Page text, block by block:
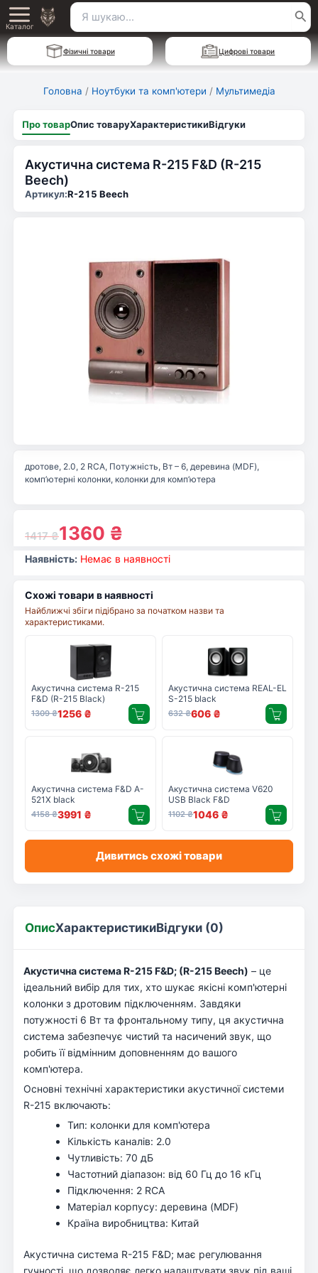
Перейти
до
вмісту
Main
Menu
Каталог
Пошук
для:
Фізичні товари Цифрові товари
Головна / Ноутбуки та комп'ютери / Мультимедіа
Про товарОпис товаруХарактеристикиВідгуки
Акустична система R-215 F&D (R-215
Beech)
Артикул:R-215 Beech
1417₴1360 ₴
дротове, 2.0, 2 RCA, Потужність, Вт – 6, деревина (MDF),
комп’ютерні колонки, колонки для комп’ютера
Наявність: Немає в наявності
Схожі товари в наявності
Найближчі збіги підібрано за початком назви та
характеристиками.
Акустична система R-215
F&D (R-215 Black)
1309₴1256 ₴
Акустична система REAL-EL
S-215 black
632₴606 ₴
Акустична система F&D A-
521X black
4158₴3991 ₴
Акустична система V620
USB Black F&D
1102₴1046 ₴
Дивитись схожі товари
ОписХарактеристикиВідгуки (0)
Акустична система R-215 F&D; (R-215 Beech) – це
ідеальний вибір для тих, хто шукає якісні комп'ютерні
колонки з дротовим підключенням. Завдяки
потужності 6 Вт та фронтальному типу, ця акустична
система забезпечує чистий та насичений звук, що
робить її відмінним доповненням до вашого
комп'ютера.
Основні технічні характеристики акустичної системи
R-215 включають:
Тип: колонки для комп'ютера
Кількість каналів: 2.0
Чутливість: 70 дБ
Частотний діапазон: від 60 Гц до 16 кГц
Підключення: 2 RCA
Матеріал корпусу: деревина (MDF)
Країна виробництва: Китай
Акустична система R-215 F&D; має регулювання
гучності, що дозволяє легко налаштувати звук під ваші